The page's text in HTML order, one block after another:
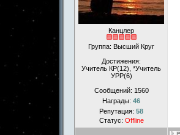
Канцлер
Группа: Высший Круг
Достижения:
Учитель КР(12), *Учитель
УРР(6)
Сообщений: 1560
Награды: 46
Репутация: 58
Статус: Offline